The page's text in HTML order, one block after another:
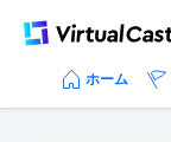
ホーム